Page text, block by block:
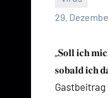
29.
„𝐒𝐨𝐥𝐥 𝐢𝐜𝐡
𝐬𝐨𝐛𝐚𝐥𝐝 𝐢𝐜𝐡